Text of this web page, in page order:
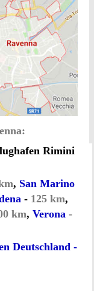
Rimini
, San Marino
- 125 km,
km, Verona -
Deutschland -